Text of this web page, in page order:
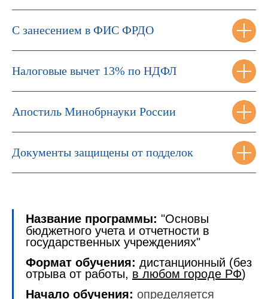
С занесением в ФИС ФРДО
Налоговые вычет 13% по НДФЛ
Апостиль Минобрнауки России
Документы защищены от подделок
Название программы: "Основы
бюджетного учета и отчетности в
государственных учреждениях"
Формат обучения: дистанционный (без
отрыва от работы, в любом городе РФ)
Начало обучения: определяется